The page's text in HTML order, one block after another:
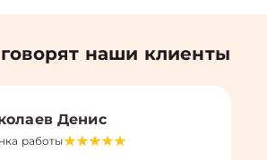
наши клиенты
Денис
работы